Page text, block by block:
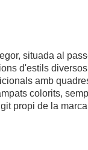
situada al
d'estils
amb
colorits,
propi de la